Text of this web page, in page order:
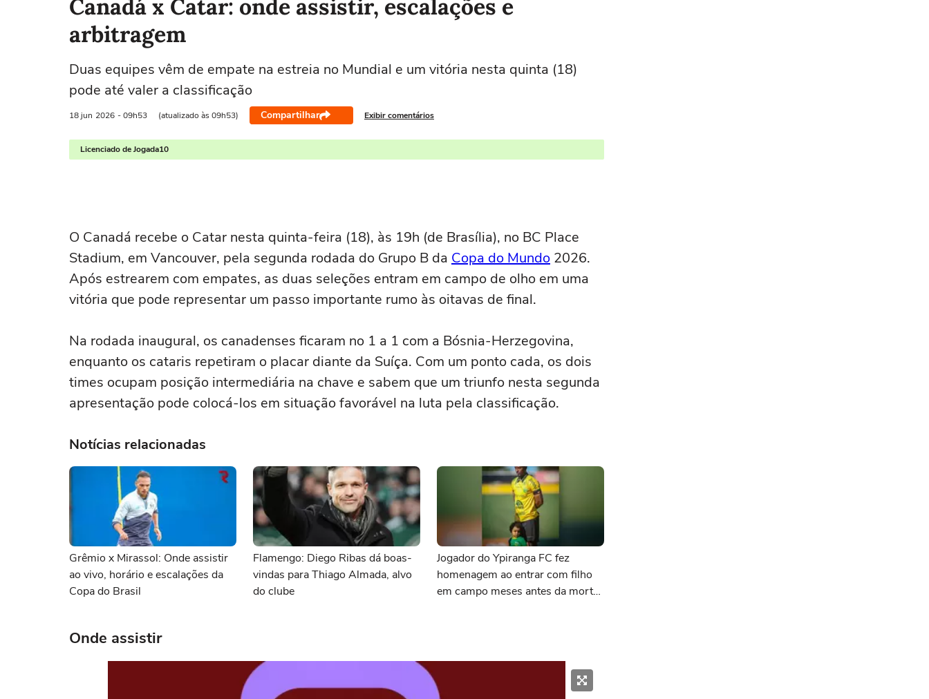
Canadá x Catar: onde assistir, escalações e
arbitragem
Duas equipes vêm de empate na estreia no Mundial e um vitória nesta quinta (18)
pode até valer a classificação
18 jun 2026 - 09h53 (atualizado às 09h53) Compartilhar Exibir comentários
Licenciado de Jogada10
O Canadá recebe o Catar nesta quinta-feira (18), às 19h (de Brasília), no BC Place
Stadium, em Vancouver, pela segunda rodada do Grupo B da Copa do Mundo 2026.
Após estrearem com empates, as duas seleções entram em campo de olho em uma
vitória que pode representar um passo importante rumo às oitavas de final.
Na rodada inaugural, os canadenses ficaram no 1 a 1 com a Bósnia-Herzegovina,
enquanto os cataris repetiram o placar diante da Suíça. Com um ponto cada, os dois
times ocupam posição intermediária na chave e sabem que um triunfo nesta segunda
apresentação pode colocá-los em situação favorável na luta pela classificação.
Notícias relacionadas
Grêmio x Mirassol: Onde assistir
ao vivo, horário e escalações da
Copa do Brasil
Flamengo: Diego Ribas dá boas-
vindas para Thiago Almada, alvo
do clube
Jogador do Ypiranga FC fez
homenagem ao entrar com filho
em campo meses antes da morte
Onde assistir